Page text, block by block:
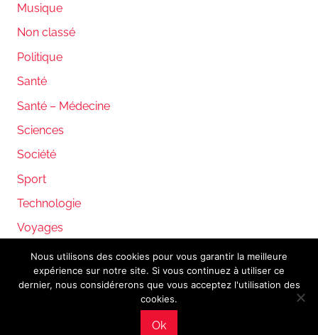
Musique
Non classé
Politique
Santé
Santé – Médecine
Sciences
Société
Sport
Technologie
Voyages
WordPress Theme: Donovan by ThemeZee.
Mentions légales
Nous utilisons des cookies pour vous garantir la meilleure
expérience sur notre site. Si vous continuez à utiliser ce
dernier, nous considérerons que vous acceptez l'utilisation des
cookies.
Ok